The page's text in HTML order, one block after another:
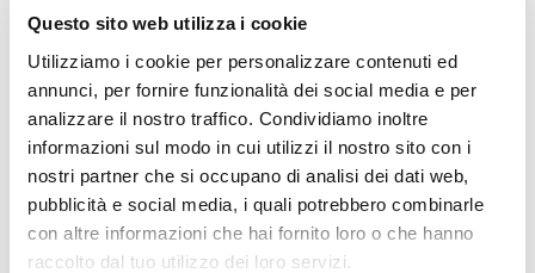
Questo sito web utilizza i cookie
Utilizziamo i cookie per personalizzare contenuti ed
annunci, per fornire funzionalità dei social media e per
analizzare il nostro traffico. Condividiamo inoltre
informazioni sul modo in cui utilizzi il nostro sito con i
nostri partner che si occupano di analisi dei dati web,
pubblicità e social media, i quali potrebbero combinarle
con altre informazioni che hai fornito loro o che hanno
raccolto dal tuo utilizzo dei loro servizi.
BANCAFORTE TV
Petrella (BPER Banca): “La GenAI
rafforza i controlli e valorizza il
lavoro degli analisti”
di Flavio Padovan, Maddalena Libertini -Rendere i controlli di
secondo livello più strutturati, standardizzati e capaci di le...